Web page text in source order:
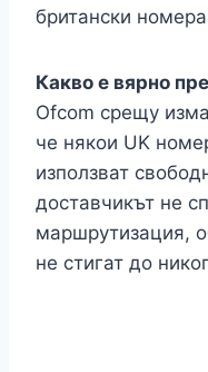
британски
Какво е вярно
Ofcom срещу
че някои UK
използват
доставчикът не
маршрутизация,
не стигат до